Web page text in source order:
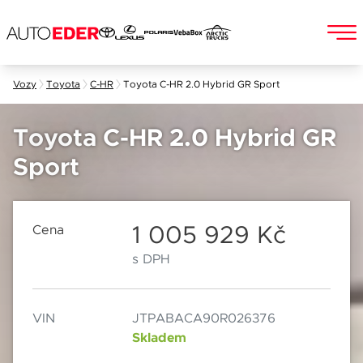
Vozy Toyota C-HR Toyota C-HR 2.0 Hybrid GR Sport
Toyota C-HR 2.0 Hybrid GR
Sport
Cena 1 005 929 Kč
s DPH
VIN JTPABACA90R026376
Skladem
Chebská 392/116B
360 01 Karlovy Vary
Po–Pá: 8:00–18:00
So: 8:00–12:00
Datum
Jméno a příjmení